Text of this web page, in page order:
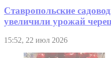
Ставропольские
увеличили урожай
15:52, 22 июл 2026